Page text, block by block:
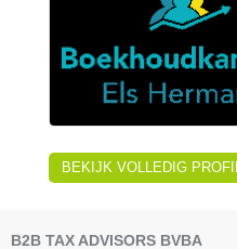
BEKIJK VOLLEDIG
B2B TAX ADVISORS BVBA